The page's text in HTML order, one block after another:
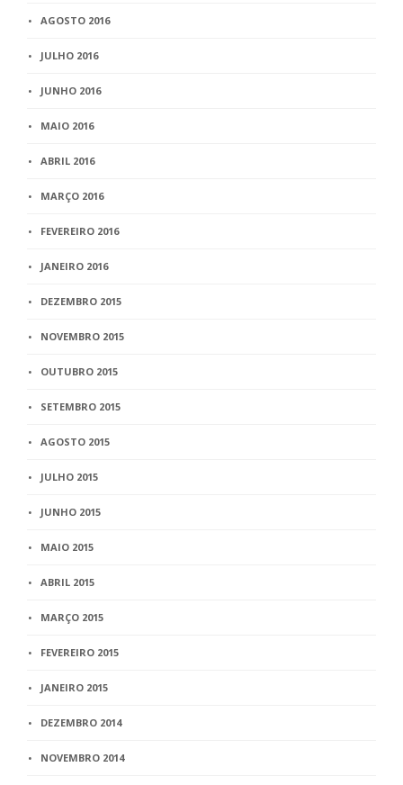
AGOSTO 2016
JULHO 2016
JUNHO 2016
MAIO 2016
ABRIL 2016
MARÇO 2016
FEVEREIRO 2016
JANEIRO 2016
DEZEMBRO 2015
NOVEMBRO 2015
OUTUBRO 2015
SETEMBRO 2015
AGOSTO 2015
JULHO 2015
JUNHO 2015
MAIO 2015
ABRIL 2015
MARÇO 2015
FEVEREIRO 2015
JANEIRO 2015
DEZEMBRO 2014
NOVEMBRO 2014